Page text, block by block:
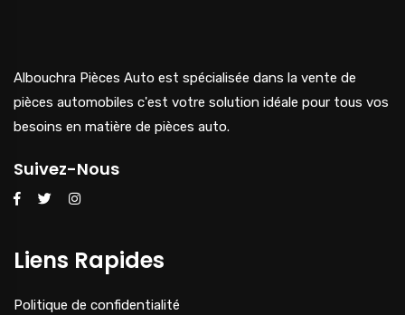
Albouchra Pièces Auto est spécialisée dans la vente de
pièces automobiles c'est votre solution idéale pour tous vos
besoins en matière de pièces auto.
Suivez-Nous
Liens Rapides
Politique de confidentialité